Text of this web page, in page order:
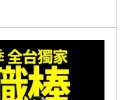
存錢艱辛，雖觀察到
緩回歸成人業界拍片計
任務，並將生活重心轉
鬆、無壓力模式與粉絲